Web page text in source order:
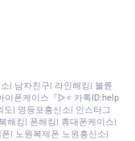
| 남자친구| 라인해킹| 불륜
이폰케이스『▷⭐ 카톡ID:help
| 영등포흥신소| 인스타그
해킹| 폰해킹| 휴대폰케이스|
| 노원복제폰 노원흥신소|